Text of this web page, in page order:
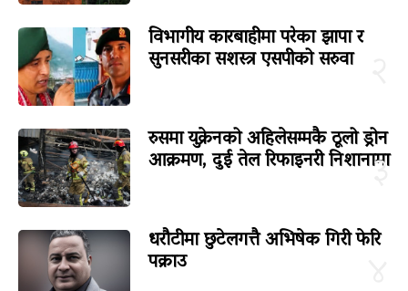
विभागीय कारबाहीमा परेका झापा र
सुनसरीका सशस्त्र एसपीको सरुवा
३
रुसमा युक्रेनको अहिलेसम्मकै ठूलो ड्रोन
आक्रमण, दुई तेल रिफाइनरी निशानामा
धरौटीमा छुटेलगत्तै अभिषेक गिरी फेरि
पक्राउ